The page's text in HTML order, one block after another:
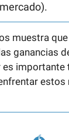
muestra
ganancias
importante